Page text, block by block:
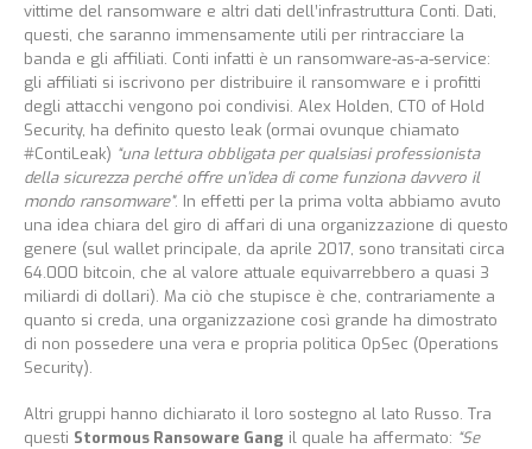
vittime del ransomware e altri dati dell’infrastruttura Conti. Dati,
questi, che saranno immensamente utili per rintracciare la
banda e gli affiliati. Conti infatti è un ransomware-as-a-service:
gli affiliati si iscrivono per distribuire il ransomware e i profitti
degli attacchi vengono poi condivisi. Alex Holden, CTO of Hold
Security, ha definito questo leak (ormai ovunque chiamato
#ContiLeak) “una lettura obbligata per qualsiasi professionista
della sicurezza perché offre un’idea di come funziona davvero il
mondo ransomware”. In effetti per la prima volta abbiamo avuto
una idea chiara del giro di affari di una organizzazione di questo
genere (sul wallet principale, da aprile 2017, sono transitati circa
64.000 bitcoin, che al valore attuale equivarrebbero a quasi 3
miliardi di dollari). Ma ciò che stupisce è che, contrariamente a
quanto si creda, una organizzazione così grande ha dimostrato
di non possedere una vera e propria politica OpSec (Operations
Security).
Altri gruppi hanno dichiarato il loro sostegno al lato Russo. Tra
questi Stormous Ransoware Gang il quale ha affermato: “Se